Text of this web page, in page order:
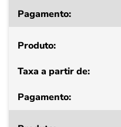
a
de
Pagamento